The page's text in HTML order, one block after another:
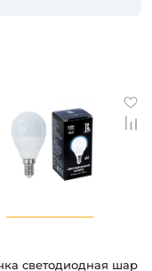
светодиодная шар